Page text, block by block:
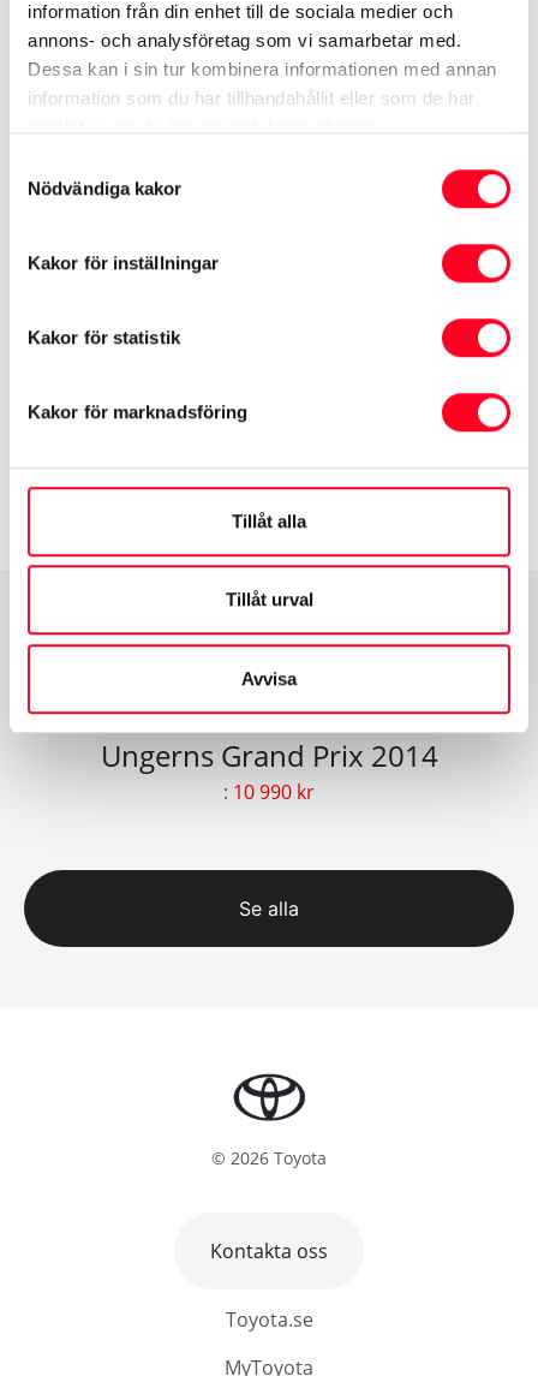
information från din enhet till de sociala medier och
annons- och analysföretag som vi samarbetar med.
Dessa kan i sin tur kombinera informationen med annan
information som du har tillhandahållit eller som de har
Nödvändiga kakor
Kakor för inställningar
Kakor för statistik
Kakor för marknadsföring
Tillåt alla
Tillåt urval
Avvisa
Zara Budapest****
Frukost på hotellet
Samtliga transfers (flygplats – hotell t/r, hotell –
Hungaroring t/r lör+sön)
F1 Weekend-biljett till Ungerns GP, Guld 4 (numrerade
sittplatser)
EU-moms
Bokas genom olli@steveperryman.se (ange Toyota
Fler medlemserbjudanden
Ungerns Grand Prix 2014
: 10 990 kr
Se alla
© 2026 Toyota
Toyota.se
MyToyota
Kontakta oss